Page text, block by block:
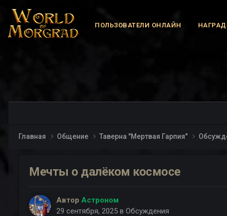
ПОЛЬЗОВАТЕЛИ ОНЛАЙН
Главная Общение Таверна "Мертвая Гарпия"
Мечты о далёком космосе
Автор Астроном
29 сентября, 2025 в Обсуждения